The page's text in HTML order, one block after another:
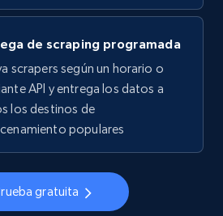
professional account, Is
Prueba gratuita
- Collect profile
name
Posts count, Is
professional account, Is
de scraping programada
scrapers según un horario o
API y entrega los datos a
los destinos de
populares
gratuita